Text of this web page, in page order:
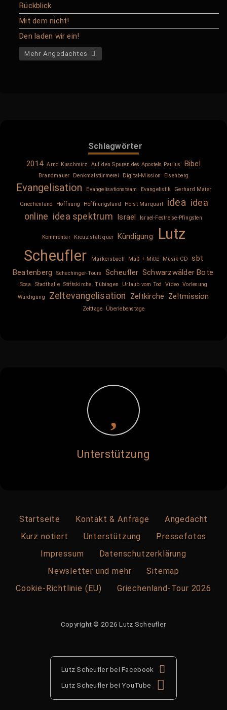
Rückblick
Mit dem nicht!
Den laden wir ein!
Mehr Angedachtes
Schlagwörter
2014 Arnd Kuschmirz Auf den Spuren des Apostels Paulus Bibel
Brandmauer Denkmalstürmerei Digital-Mission Eisenberg
Evangelisation Evangelisationsteam Evangelistik Gerhard Maier
Griechenland Hoffnung Hoffnungsland Horst Marquart idea idea
online idea spektrum Israel Israel-Festreise-Pfingsten
Kommentar Kreuz statt quer Kündigung
Lutz
Scheufler
Markersbach Maß + Mitte Musik-CD
sbt
Beatenberg
Schechinger-Tours Scheufler Schwarzwälder Bote
Sosa Stadthalle Stiftskirche Tübingen Urlaub vom Tod Video Vorlesung
Würdigung
Zeltevangelisation Zeltkirche Zeltmission
Zelttage Überlebenstage
Unterstützung
Startseite Kontakt & Anfrage
Angedacht
Kurz notiert
Unterstützung
Pressefotos
Impressum
Datenschutzerklärung
Newsletter und mehr
Sitemap
Cookie-Richtlinie (EU)
Griechenland-Tour 2026
Copyright © 2026 Lutz Scheufler
Lutz Scheufler bei Facebook
Lutz Scheufler bei YouTube